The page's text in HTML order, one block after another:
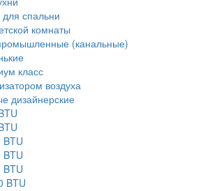
спальни
комнаты
(канальные)
класс
воздуха
дизайнерские
BTU
BTU
BTU
BTU